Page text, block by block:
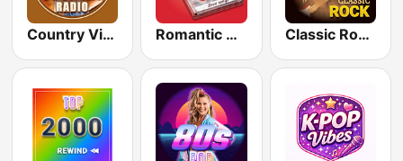
Country Vibes Romantic Vibes Classic Rock Station